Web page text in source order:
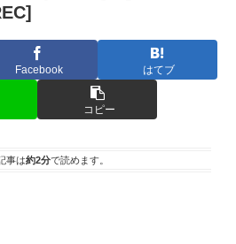
Facebook はてブ
コピー
事は約2分で読めます。